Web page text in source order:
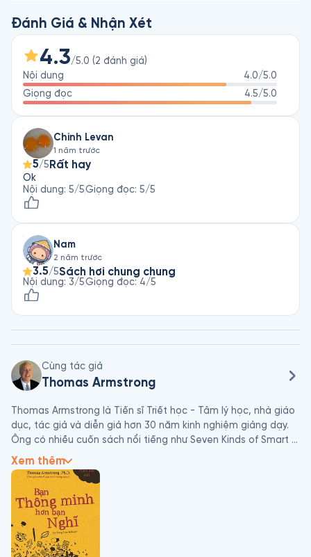
Đánh Giá & Nhận Xét
4.3/5.0 (2 đánh giá)
Nội dung
4.0/5.0
Giọng đọc
4.5/5.0
Chinh Levan
1 năm trước
5/5 Rất hay
Ok
Nội dung: 5/5Giọng đọc: 5/5
Nam
2 năm trước
3.5/5Sách hơi chung chung
Nội dung: 3/5Giọng đọc: 4/5
Cùng tác giả
Thomas Armstrong
Thomas Armstrong là Tiến sĩ Triết học - Tâm lý học, nhà giáo
dục, tác giả và diễn giả hơn 30 năm kinh nghiệm giảng dạy.
Ông có nhiều cuốn sách nổi tiếng như Seven Kinds of Smart (7
loại hình thông minh), Multiple Intelligences in the Classroom
(Trí thông minh đa dạng trong lớp học) và có rất nhiều bài
báo được đăng trên tờ Parenting, Ladies' Home Journal,
Family Circle. Ông cũng xuất hiện nhiều trên các chương trình
truyền hình và phát thanh quốc gia, quốc tế như NBC, BBC.
Xem thêm